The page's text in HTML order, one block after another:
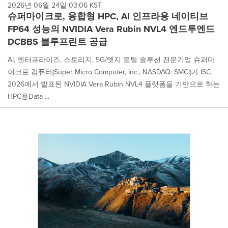
2026년 06월 24일 03:06 KST
슈퍼마이크로, 융합형 HPC, AI 인프라용 네이티브
FP64 성능의 NVIDIA Vera Rubin NVL4 엔드투엔드
DCBBS 블루프린트 공급
AI, 엔터프라이즈, 스토리지, 5G/엣지 토털 솔루션 전문기업 슈퍼마
이크로 컴퓨터(Super Micro Computer, Inc., NASDAQ: SMCI)가 ISC
2026에서 발표된 NVIDIA Vera Rubin NVL4 플랫폼을 기반으로 하는
HPC용Data ...